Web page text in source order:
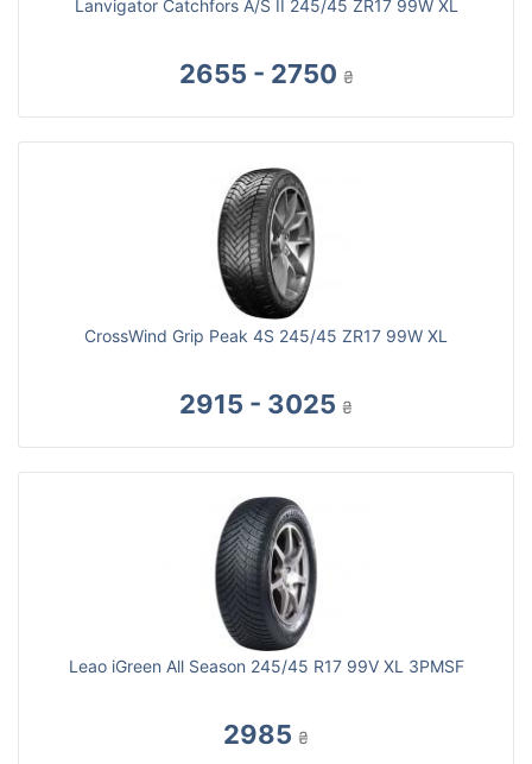
Lanvigator Catchfors A/S II 245/45 ZR17 99W XL
2655 - 2750 ₴
CrossWind Grip Peak 4S 245/45 ZR17 99W XL
2915 - 3025 ₴
Leao iGreen All Season 245/45 R17 99V XL 3PMSF
2985 ₴